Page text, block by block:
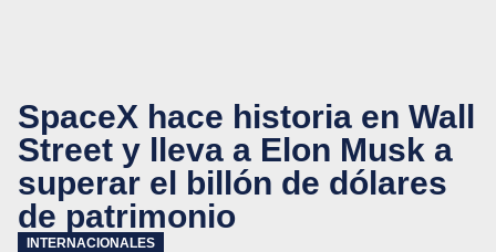
SpaceX hace historia en Wall
Street y lleva a Elon Musk a
superar el billón de dólares
de patrimonio
INTERNACIONALES